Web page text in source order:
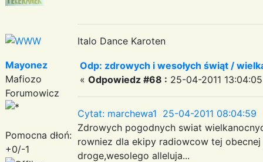
Italo Dance Karoten
Mayonez
Mafiozo
Forumowicz
Pomocna dłoń:
+0/-1
Odp: zdrowych i wesołych świąt /
« Odpowiedz #68 : 25-04-2011
Cytat: marchewa1 25-04-2011 08:04:59
Zdrowych pogodnych swiat
rowniez dla ekipy radiowcow tej
droge,wesolego alleluja...